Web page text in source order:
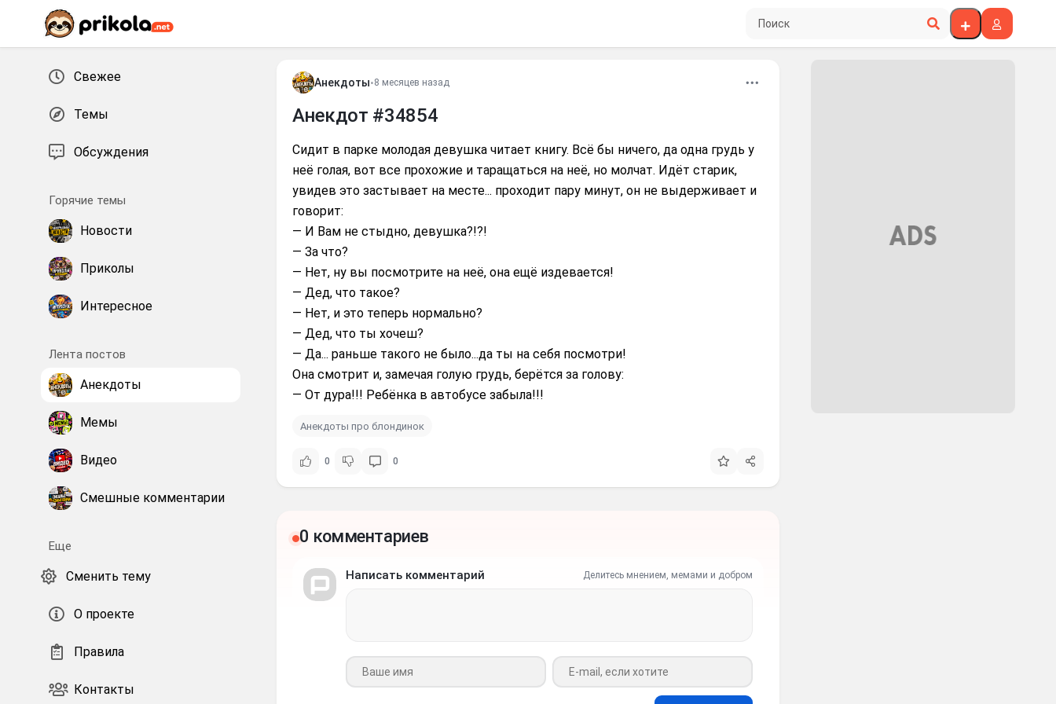
Перейти к контенту
Поиск по сайту
Свежее
Темы
Обсуждения
Горячие темы
Новости
Приколы
Интересное
Лента постов
Анекдоты
Мемы
Видео
Смешные комментарии
Еще
Сменить тему
О проекте
Правила
Контакты
Анекдоты•8 месяцев назад
Анекдот #34854
Сидит в парке молодая девушка читает книгу. Всё бы ничего, да одна грудь у
неё голая, вот все прохожие и таращаться на неё, но молчат. Идёт старик,
увидев это застывает на месте... проходит пару минут, он не выдерживает и
говорит:
— И Вам не стыдно, девушка?!?!
— За что?
— Нет, ну вы посмотрите на неё, она ещё издевается!
— Дед, что такое?
— Нет, и это теперь нормально?
— Дед, что ты хочеш?
— Да... раньше такого не было...да ты на себя посмотри!
Она смотрит и, замечая голую грудь, берётся за голову:
— От дура!!! Ребёнка в автобусе забыла!!!
Анекдоты про блондинок
0 0
0 комментариев
Написать комментарий Делитесь мнением, мемами и добром
Ваше имя Ваш e-mail